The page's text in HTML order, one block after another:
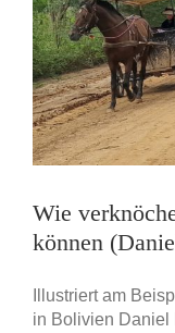
Wie
können
Illustriert am
in Bolivien Daniel